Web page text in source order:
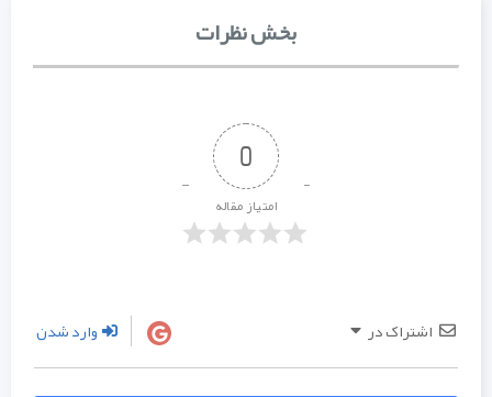
بخش نظرات
امتیاز مقاله
اشتراک در وارد شدن